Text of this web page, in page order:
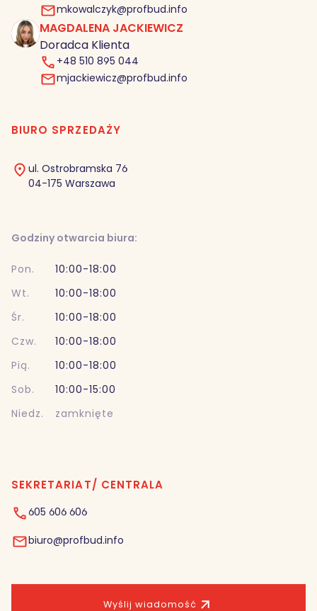
mkowalczyk@profbud.info
MJ MAGDALENA JACKIEWICZ
Doradca Klienta
+48 510 895 044
mjackiewicz@profbud.info
Wyślij wiadomość
BIURO SPRZEDAŻY
ul. Ostrobramska 76
04-175 Warszawa
Godziny otwarcia biura:
Pon.
10:00-18:00
Wt.
10:00-18:00
Śr.
10:00-18:00
Czw.
10:00-18:00
Pią.
10:00-18:00
Sob.
10:00-15:00
Niedz.
zamknięte
SEKRETARIAT/ CENTRALA
605 606 606
biuro@profbud.info